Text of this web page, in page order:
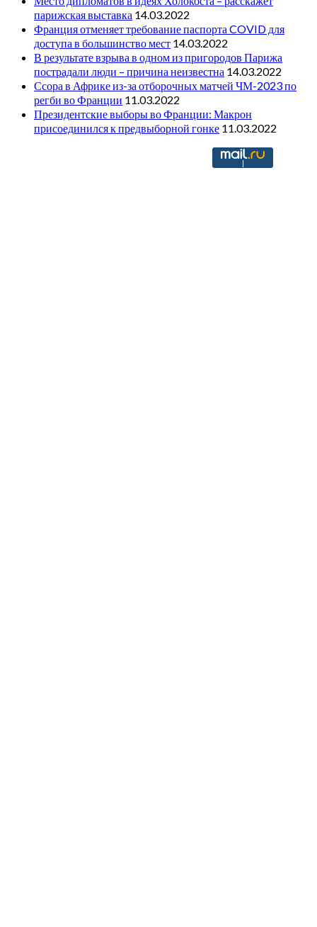
парижская выставка 14.03.2022
Франция отменяет требование паспорта COVID для
доступа в большинство мест 14.03.2022
В результате взрыва в одном из пригородов Парижа
пострадали люди – причина неизвестна 14.03.2022
Ссора в Африке из-за отборочных матчей ЧМ-2023 по
регби во Франции 11.03.2022
Президентские выборы во Франции: Макрон
присоединился к предвыборной гонке 11.03.2022